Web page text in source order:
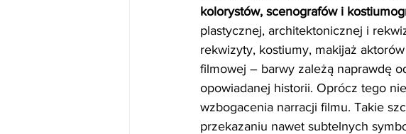
kolorystów, scenografów i
plastycznej, architektonicznej i
rekwizyty, kostiumy, makijaż
filmowej – barwy zależą naprawdę
opowiadanej historii. Oprócz tego
wzbogacenia narracji filmu. Takie
przekazaniu nawet subtelnych